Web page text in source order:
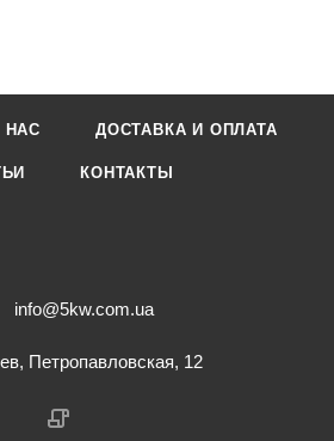
НАС ДОСТАВКА И ОПЛАТА
КОНТАКТЫ
info@5kw.com.ua
Петропавловская, 12